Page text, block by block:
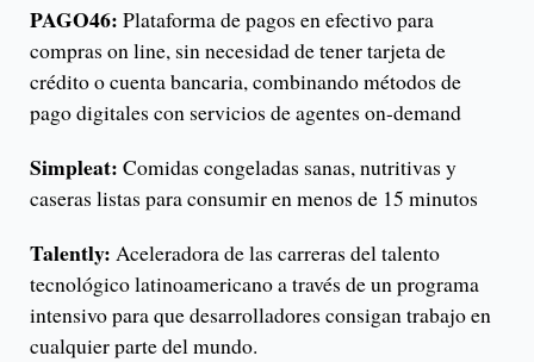
PAGO46: Plataforma de pagos en efectivo para
compras on line, sin necesidad de tener tarjeta de
crédito o cuenta bancaria, combinando métodos de
pago digitales con servicios de agentes on-demand
Simpleat: Comidas congeladas sanas, nutritivas y
caseras listas para consumir en menos de 15 minutos
Talently: Aceleradora de las carreras del talento
tecnológico latinoamericano a través de un programa
intensivo para que desarrolladores consigan trabajo en
cualquier parte del mundo.